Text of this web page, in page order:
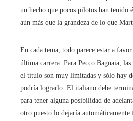
un hecho que pocos pilotos han tenido
aún más que la grandeza de lo que
En cada tema, todo parece estar a
última carrera. Para Pecco Bagnaia, las
el título son muy limitadas y sólo hay
podría lograrlo. El italiano debe
para tener alguna posibilidad de
otro puesto lo dejaría automáticamente